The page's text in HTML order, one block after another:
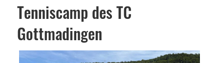
Tenniscamp des TC
Gottmadingen